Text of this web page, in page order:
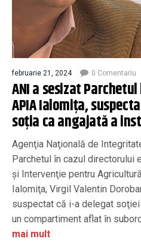
februarie 21, 2024 0 Comentariu
ANI a sesizat
APIA Ialomiţa,
soția ca angajată a
Agenţia Naţională de
Parchetul în cazul directorului
şi Intervenţie pentru
Ialomiţa, Virgil Valentin
suspectat că i-a delegat
un compartiment aflat în
mai mult